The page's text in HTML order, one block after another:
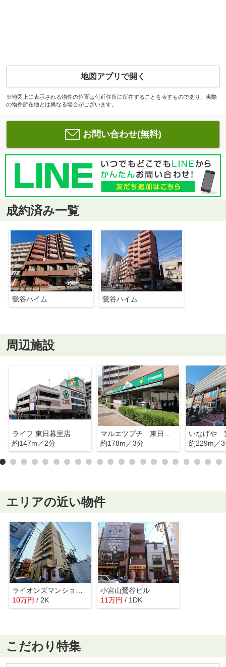
地図アプリで開く
※地図上に表示される物件の位置は付近住所に所在することを表すものであり、実際
の物件所在地とは異なる場合がございます。
お問い合わせ(無料)
成約済み一覧
鶯谷ハイム 鶯谷ハイム
周辺施設
ライフ 東日暮里店
約147m／2分
マルエツプチ 東日暮里店
約178m／3分
約229m／
エリアの近い物件
10万円 / 2K
小宮山鶯谷ビル
11万円 / 1DK
こだわり特集